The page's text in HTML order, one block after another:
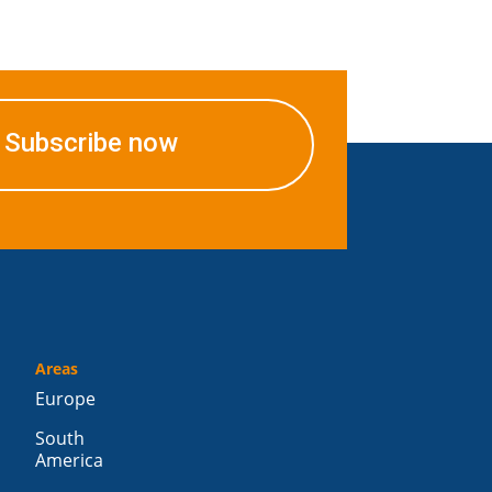
Subscribe now
Areas
Europe
South
America